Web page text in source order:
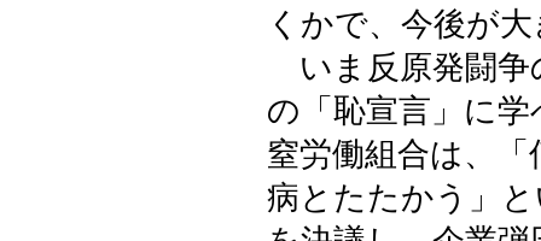
くかで、今後が
いま反原発闘争
の「恥宣言」に
窒労働組合は、
病とたたかう」